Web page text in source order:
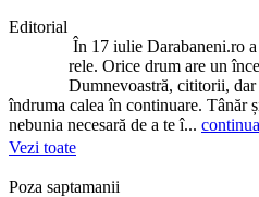
Editorial
În 17 iulie Darabaneni.ro
rele. Orice drum are un
Dumnevoastră, cititorii,
îndruma calea în continuare. Tânăr
nebunia necesară de a te î...
Vezi toate
Poza saptamanii